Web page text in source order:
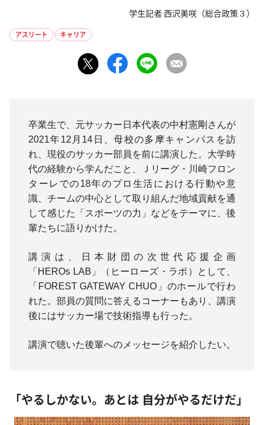
学生記者 西沢美咲（総合政策３）
アスリート キャリア
卒業生で、元サッカー日本代表の中村憲剛さんが
2021年12月14日、母校の多摩キャンパスを訪
れ、現役のサッカー部員を前に講演した。大学時
代の経験から学んだこと、Ｊリーグ・川崎フロン
ターレでの18年のプロ生活における行動や意
識、チームの中心として取り組んだ地域貢献を通
して感じた「スポーツの力」などをテーマに、後
輩たちに語りかけた。
講演は、日本財団の次世代応援企画
「HEROs LAB」（ヒーローズ・ラボ）として、
「FOREST GATEWAY CHUO」のホールで行わ
れた。部員の質問に答えるコーナーもあり、講演
後にはサッカー場で技術指導も行った。
講演で聴いた後輩へのメッセージを紹介したい。
「やるしかない。あとは 自分がやるだけだ」